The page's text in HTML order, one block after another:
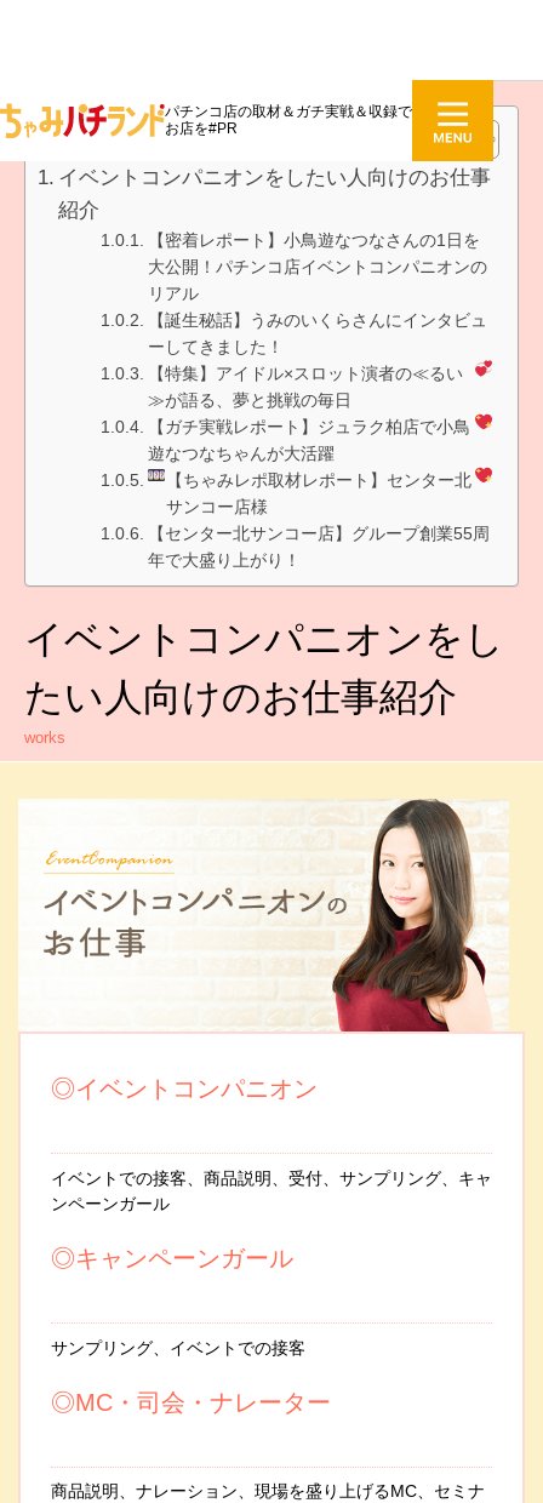
パチンコ店の取材＆ガチ実戦＆収録で
お店を#PR
目次
イベントコンパニオンをしたい人向けのお仕事
紹介
【密着レポート】小鳥遊なつなさんの1日を
大公開！パチンコ店イベントコンパニオンの
リアル
【誕生秘話】うみのいくらさんにインタビュ
ーしてきました！
【特集】アイドル×スロット演者の≪るい
≫が語る、夢と挑戦の毎日
【ガチ実戦レポート】ジュラク柏店で小鳥
遊なつなちゃんが大活躍
【ちゃみレポ取材レポート】センター北
サンコー店様
【センター北サンコー店】グループ創業55周
年で大盛り上がり！
イベントコンパニオンをし
たい人向けのお仕事紹介
works
◎イベントコンパニオン
イベントでの接客、商品説明、受付、サンプリング、キャ
ンペーンガール
◎キャンペーンガール
サンプリング、イベントでの接客
◎MC・司会・ナレーター
商品説明、ナレーション、現場を盛り上げるMC、セミナ